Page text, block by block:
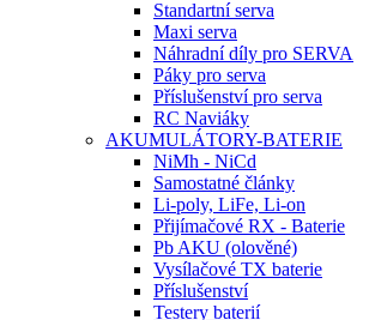
Standartní serva
Maxi serva
Náhradní díly pro SERVA
Páky pro serva
Příslušenství pro serva
RC Naviáky
AKUMULÁTORY-BATERIE
NiMh - NiCd
Samostatné články
Li-poly, LiFe, Li-on
Přijímačové RX - Baterie
Pb AKU (olověné)
Vysílačové TX baterie
Příslušenství
Testery baterií